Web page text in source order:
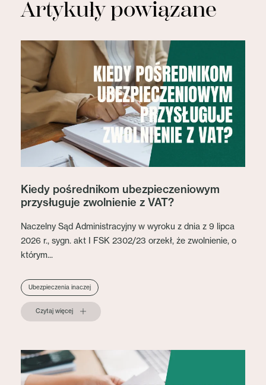
Artykuły powiązane
Kiedy pośrednikom ubezpieczeniowym
przysługuje zwolnienie z VAT?
Naczelny Sąd Administracyjny w wyroku z dnia z 9 lipca
2026 r., sygn. akt I FSK 2302/23 orzekł, że zwolnienie, o
którym...
Ubezpieczenia inaczej
Czytaj więcej